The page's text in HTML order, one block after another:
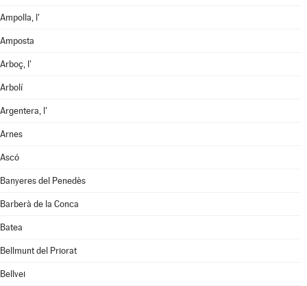
Ampolla, l'
Amposta
Arboç, l'
Arbolí
Argentera, l'
Arnes
Ascó
Banyeres del Penedès
Barberà de la Conca
Batea
Bellmunt del Priorat
Bellvei